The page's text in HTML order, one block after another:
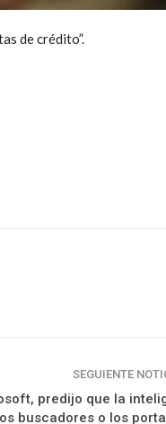
de crédito”.
SEGUIENTE
predijo que la
buscadores o los